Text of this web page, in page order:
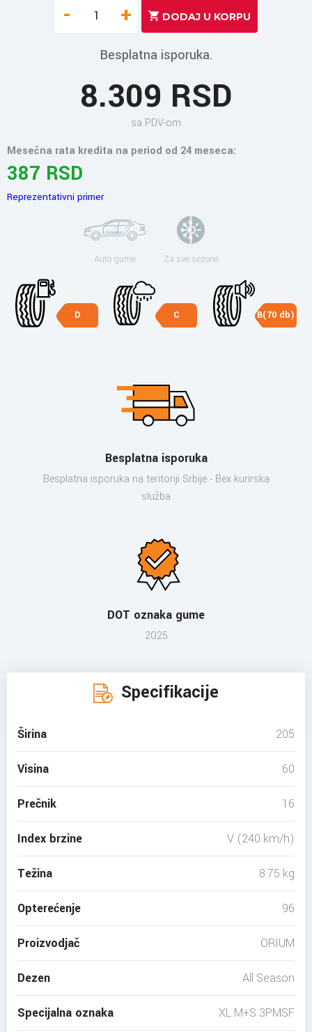
- +
Besplatna isporuka.
8.309 RSD
sa PDV-om
Mesečna rata kredita na period od 24 meseca:
387 RSD
Reprezentativni primer
Auto gume Za sve sezone
D C B(70 db)
Besplatna isporuka
Besplatna isporuka na teritoriji Srbije - Bex kurirska
služba
DOT oznaka gume
2025
Specifikacije
Širina 205
Visina 60
Prečnik 16
Index brzine V (240 km/h)
Težina 8.75 kg
Opterećenje 96
Proizvodjač ORIUM
Dezen All Season
Specijalna oznaka XL M+S 3PMSF